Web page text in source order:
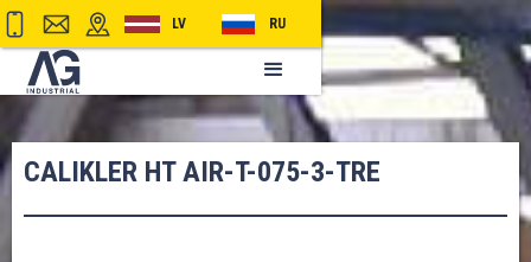
LV RU
CALIKLER HT AIR-T-075-3-TRE